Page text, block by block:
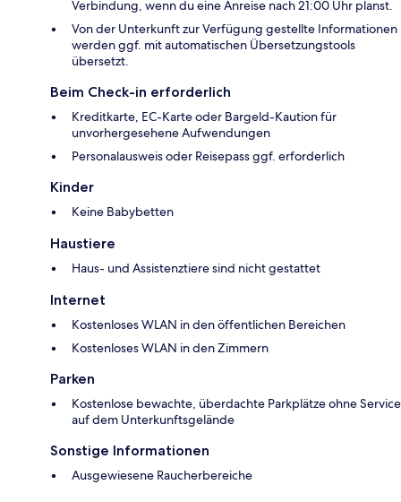
Verbindung, wenn du eine Anreise nach 21:00 Uhr planst.
Von der Unterkunft zur Verfügung gestellte Informationen
werden ggf. mit automatischen Übersetzungstools
übersetzt.
Beim Check-in erforderlich
Kreditkarte, EC-Karte oder Bargeld-Kaution für
unvorhergesehene Aufwendungen
Personalausweis oder Reisepass ggf. erforderlich
Kinder
Keine Babybetten
Haustiere
Haus- und Assistenztiere sind nicht gestattet
Internet
Kostenloses WLAN in den öffentlichen Bereichen
Kostenloses WLAN in den Zimmern
Parken
Kostenlose bewachte, überdachte Parkplätze ohne Service
auf dem Unterkunftsgelände
Sonstige Informationen
Ausgewiesene Raucherbereiche